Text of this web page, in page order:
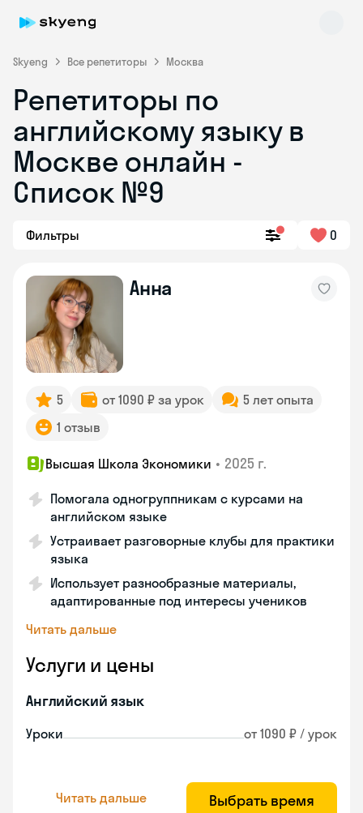
Skyeng Все репетиторы Москва
Репетиторы по
английскому языку в
Москве онлайн -
Список №9
Фильтры 0
Анна
5 от 1090 ₽ за урок
5 лет опыта
1 отзыв
Высшая Школа Экономики • 2025 г.
Помогала одногруппникам с курсами на
английском языке
Устраивает разговорные клубы для практики
языка
Использует разнообразные материалы,
адаптированные под интересы учеников
Читать дальше
Услуги и цены
Английский язык
Уроки от 1090 ₽ / урок
Читать дальше Выбрать время